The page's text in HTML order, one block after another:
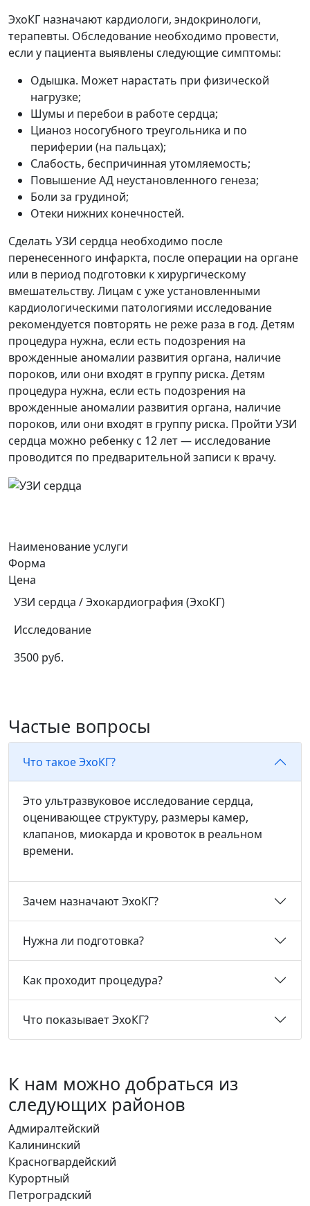
ЭхоКГ назначают кардиологи, эндокринологи,
терапевты. Обследование необходимо провести,
если у пациента выявлены следующие симптомы:
Одышка. Может нарастать при физической
нагрузке;
Шумы и перебои в работе сердца;
Цианоз носогубного треугольника и по
периферии (на пальцах);
Слабость, беспричинная утомляемость;
Повышение АД неустановленного генеза;
Боли за грудиной;
Отеки нижних конечностей.
Сделать УЗИ сердца необходимо после
перенесенного инфаркта, после операции на органе
или в период подготовки к хирургическому
вмешательству. Лицам с уже установленными
кардиологическими патологиями исследование
рекомендуется повторять не реже раза в год. Детям
процедура нужна, если есть подозрения на
врожденные аномалии развития органа, наличие
пороков, или они входят в группу риска. Детям
процедура нужна, если есть подозрения на
врожденные аномалии развития органа, наличие
пороков, или они входят в группу риска. Пройти УЗИ
сердца можно ребенку с 12 лет — исследование
проводится по предварительной записи к врачу.
Наименование услуги
Форма
Цена
УЗИ сердца / Эхокардиография (ЭхоКГ)
Исследование
3500 руб.
Частые вопросы
Что такое ЭхоКГ?
Это ультразвуковое исследование сердца,
оценивающее структуру, размеры камер,
клапанов, миокарда и кровоток в реальном
времени.
Зачем назначают ЭхоКГ?
Нужна ли подготовка?
Как проходит процедура?
Что показывает ЭхоКГ?
К нам можно добраться из
следующих районов
Адмиралтейский
Калининский
Красногвардейский
Курортный
Петроградский